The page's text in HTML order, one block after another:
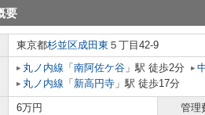
要
東京都杉並区成田東 ５丁目42-9
丸ノ内線 「 南阿佐ケ谷 」駅 徒歩2分
丸ノ内線 「 新高円寺 」駅 徒歩17分
6万円 管理